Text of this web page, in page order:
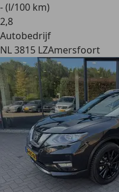
- (l/100 km)
2,8
Autobedrijf
NL 3815 LZAmersfoort